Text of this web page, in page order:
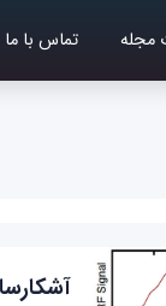
مجله تماس با ما